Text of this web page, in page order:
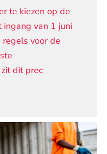
te kiezen op de
ingang van 1 juni
voor de
dit prec